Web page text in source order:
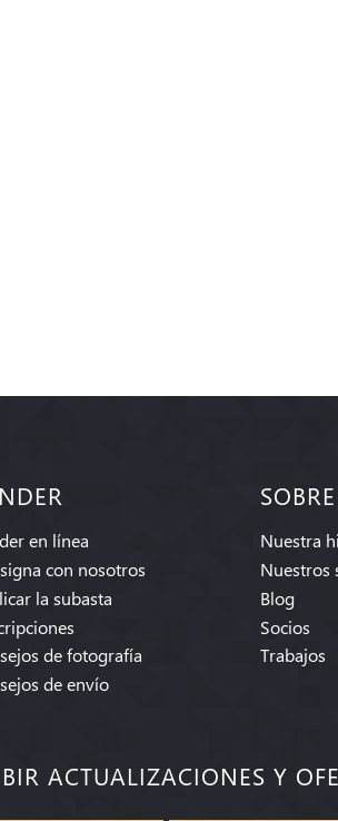
en línea
con nosotros
la subasta
de fotografía
de envío
Nuestra
Nuestros
Blog
Socios
Trabajos
ACTUALIZACIONES Y